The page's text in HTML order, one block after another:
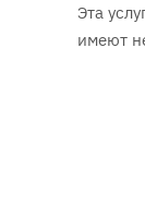
Эта
имеют